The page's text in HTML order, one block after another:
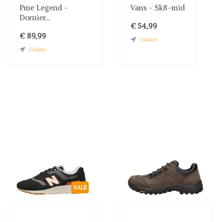
Pme Legend -
Dornier...
€ 89,99
Online
Vans - Sk8-mid
€ 54,99
Online
SALE